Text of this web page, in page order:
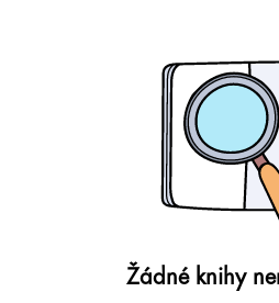
Žádné knihy